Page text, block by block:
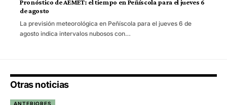
Pronóstico de AEMET: el tiempo en Peñíscola para el jueves 6
de agosto
La previsión meteorológica en Peñíscola para el jueves 6 de
agosto indica intervalos nubosos con…
Otras noticias
ANTERIORES